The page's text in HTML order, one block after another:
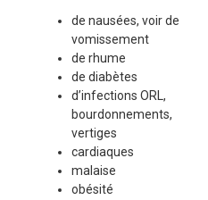
de nausées, voir de
vomissement
de rhume
de diabètes
d’infections ORL,
bourdonnements,
vertiges
cardiaques
malaise
obésité